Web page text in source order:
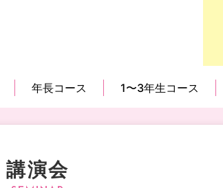
年長コース 1〜3年生コース
講演会